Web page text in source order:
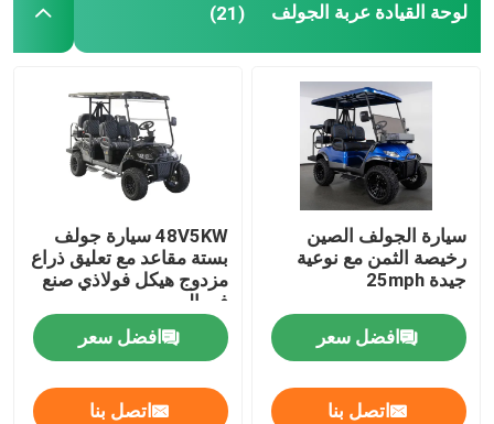
لوحة القيادة عربة الجولف (21)
سيارة الجولف الصين
رخيصة الثمن مع نوعية
جيدة 25mph
افضل سعر
اتصل بنا
48V5KW سيارة جولف
بستة مقاعد مع تعليق ذراع
مزدوج هيكل فولاذي صنع
في الصين
افضل سعر
اتصل بنا